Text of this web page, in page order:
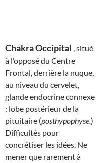
Chakra Occipital , situé
à l’opposé du Centre
Frontal, derrière la nuque,
au niveau du cervelet,
glande endocrine connexe
: lobe postérieur de la
pituitaire (posthypophyse.)
Difficultés pour
concrétiser les idées. Ne
mener que rarement à